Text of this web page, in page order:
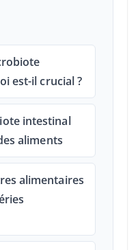
est-il crucial ?
intestinal
aliments
alimentaires